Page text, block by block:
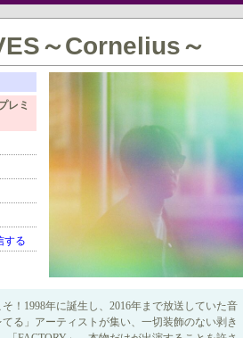
～Cornelius～
レミ
する
！1998年に誕生し、2016年まで放送していた音
る」アーティストが集い、一切装飾のない剥き